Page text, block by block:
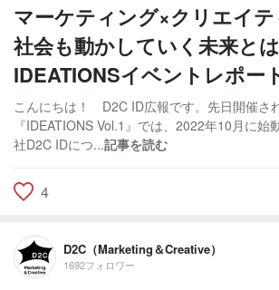
マーケティング×クリエイ
社会も動かしていく未来とは
IDEATIONSイベントレポー
こんにちは！ D2C ID広報です。先日開催さ
『IDEATIONS Vol.1』では、2022年10月に始
社D2C IDにつ...記事を読む
4
D2C（Marketing＆Creative）
1692フォロワー